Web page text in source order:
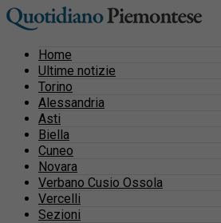
Home
Ultime notizie
Torino
Alessandria
Asti
Biella
Cuneo
Novara
Verbano Cusio Ossola
Vercelli
Sezioni